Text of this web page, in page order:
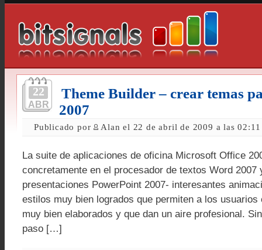
22
ABR
Theme Builder – crear temas
2007
Publicado por Alan el 22 de abril de 2009 a las
La suite de aplicaciones de oficina Microsoft Office
concretamente en el procesador de textos Word 2007
presentaciones PowerPoint 2007- interesantes
estilos muy bien logrados que permiten a los usuarios
muy bien elaborados y que dan un aire profesional.
paso […]